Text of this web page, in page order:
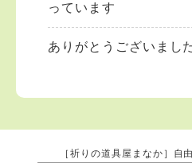
っています
ありがとうございまし
［祈りの道具屋まなか］自